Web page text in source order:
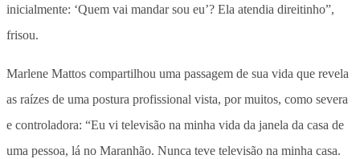
inicialmente: ‘Quem vai mandar sou eu’? Ela atendia direitinho”,
frisou.
Marlene Mattos compartilhou uma passagem de sua vida que revela
as raízes de uma postura profissional vista, por muitos, como severa
e controladora: “Eu vi televisão na minha vida da janela da casa de
uma pessoa, lá no Maranhão. Nunca teve televisão na minha casa.